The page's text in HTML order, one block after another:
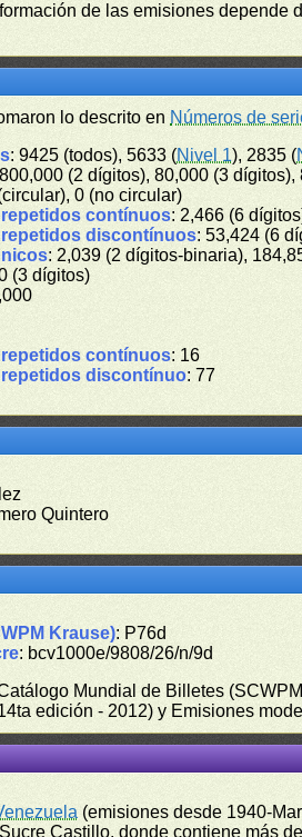
de las emisiones
lo descrito en Números de
: 9425 (todos), 5633 (Nivel 1), 2835 (
(2 dígitos), 80,000 (3 dígitos),
0 (no circular)
contínuos: 2,466 (6
discontínuos: 53,424 (6
: 2,039 (2 dígitos-binaria),
(3 dígitos)
contínuos: 16
discontínuo: 77
Quintero
Krause): P76d
: bcv1000e/9808/26/n/9d
Mundial de Billetes
edición - 2012) y Emisiones
(emisiones desde 1940-
Castillo, donde contiene más